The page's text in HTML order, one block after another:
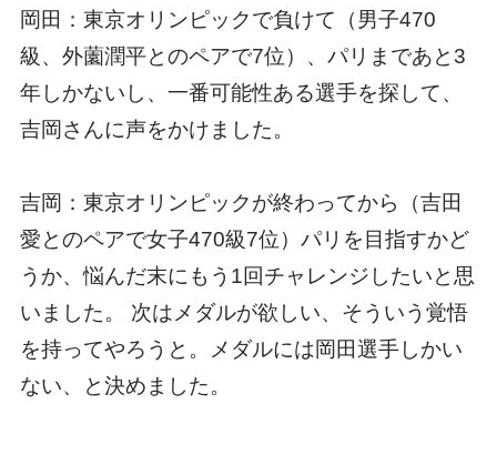
岡田：東京オリンピックで負けて（男子470
級、外薗潤平とのペアで7位）、パリまであと3
年しかないし、一番可能性ある選手を探して、
吉岡さんに声をかけました。
吉岡：東京オリンピックが終わってから（吉田
愛とのペアで女子470級7位）パリを目指すかど
うか、悩んだ末にもう1回チャレンジしたいと思
いました。 次はメダルが欲しい、そういう覚悟
を持ってやろうと。メダルには岡田選手しかい
ない、と決めました。